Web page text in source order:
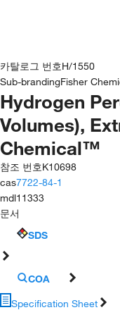
카탈로그 번호H/1550
Sub-brandingFisher
Hydrogen
Volumes),
Chemical™
참조 번호K10698
cas7722-84-1
mdl11333
문서
SDS
COA
Specification Sheet